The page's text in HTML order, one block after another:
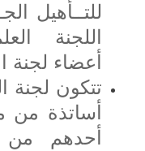
للتــأهيل
اللجنة
أعضاء لجنة
أساتذة من
أحدهم من